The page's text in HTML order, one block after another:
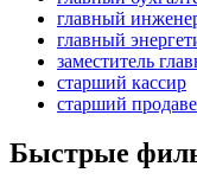
главный
главный
заместитель
старший кассир
старший
Быстрые